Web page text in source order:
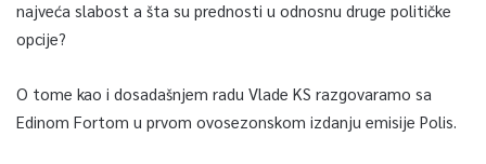
najveća slabost a šta su prednosti u odnosnu druge političke
opcije?
O tome kao i dosadašnjem radu Vlade KS razgovaramo sa
Edinom Fortom u prvom ovosezonskom izdanju emisije Polis.